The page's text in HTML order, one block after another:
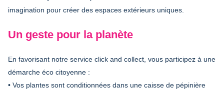
imagination pour créer des espaces extérieurs uniques.
Un geste pour la planète
En favorisant notre service click and collect, vous participez à une
démarche éco citoyenne :
• Vos plantes sont conditionnées dans une caisse de pépinière